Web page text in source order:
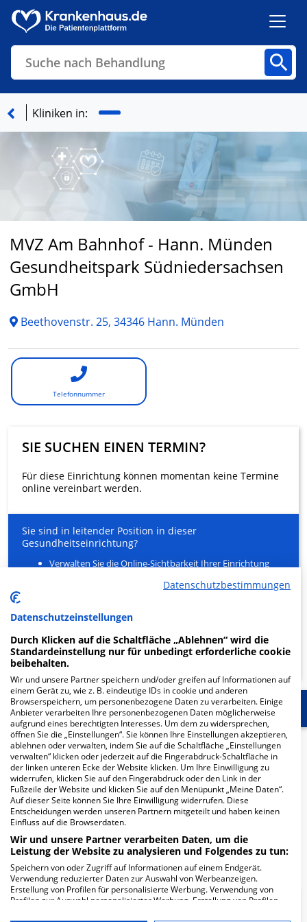
Suche nach Behandlung
Finden
Kliniken in:
MVZ Am Bahnhof - Hann. Münden
Gesundheitspark Südniedersachsen
GmbH
Beethovenstr. 25, 34346 Hann. Münden
Telefonnummer
SIE SUCHEN EINEN TERMIN?
Für diese Einrichtung können momentan keine Termine
online vereinbart werden.
Sie sind in leitender Position in dieser
Gesundheitseinrichtung?
Verwalten Sie die Online-Sichtbarkeit Ihrer Einrichtung
MEHR ERFAHREN
Start Für die Klinik Mehr Informationen
Herzlich Willkommen
MVZ Am Bahnhof - Hann. Münden Gesundheitspark
Südniedersachsen GmbH in der Beethovenstr. 25 ist ein
medizinisches Versorgungszentrum in Hann. Münden.
Mehr Informationen
Datenschutzbestimmungen
Datenschutzeinstellungen
Durch Klicken auf die Schaltfläche „Ablehnen“ wird die
Standardeinstellung nur für unbedingt erforderliche cookie
beibehalten.
Wir und unsere Partner speichern und/oder greifen auf Informationen auf
einem Gerät zu, wie z. B. eindeutige IDs in cookie und anderen
Browserspeichern, um personenbezogene Daten zu verarbeiten. Einige
Anbieter verarbeiten Ihre personenbezogenen Daten möglicherweise
aufgrund eines berechtigten Interesses. Um dem zu widersprechen,
öffnen Sie die „Einstellungen“. Sie können Ihre Einstellungen akzeptieren,
ablehnen oder verwalten, indem Sie auf die Schaltfläche „Einstellungen
verwalten“ klicken oder jederzeit auf die Fingerabdruck-Schaltfläche in
der linken unteren Ecke der Website klicken. Um Ihre Einwilligung zu
widerrufen, klicken Sie auf den Fingerabdruck oder den Link in der
Fußzeile der Website und klicken Sie auf den Menüpunkt „Meine Daten“.
Auf dieser Seite können Sie Ihre Einwilligung widerrufen. Diese
Entscheidungen werden unseren Partnern mitgeteilt und haben keinen
Einfluss auf die Browserdaten.
Wir und unsere Partner verarbeiten Daten, um die
Leistung der Website zu analysieren und Folgendes zu tun:
Speichern von oder Zugriff auf Informationen auf einem Endgerät.
Verwendung reduzierter Daten zur Auswahl von Werbeanzeigen.
Erstellung von Profilen für personalisierte Werbung. Verwendung von
Profilen zur Auswahl personalisierter Werbung. Erstellung von Profilen